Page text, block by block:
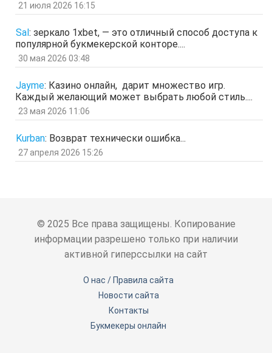
Гость
отв. цит.
Гость
ЗОл
отв. цит.
Гость 5 мар 2026, 12:20
оЭЬЧ
SPPS 2 мар 2026, 16:19
ау, есть кто живой здесь?)
Гость
отв.
Гость 3 фев 2026, 04:47
21 июля 2026 16:15
Sal : зеркало 1xbet, — это отличный способ доступа к
популярной букмекерской конторе....
30 мая 2026 03:48
Jayme: Казино онлайн, дарит множество игр.
Каждый желающий может выбрать любой стиль....
23 мая 2026 11:06
Kurban: Возврат технически ошибка...
27 апреля 2026 15:26
© 2025 Все права защищены. Копирование
информации разрешено только при наличии
активной гиперссылки на сайт
О нас / Правила сайта
Новости сайта
Контакты
Букмекеры онлайн